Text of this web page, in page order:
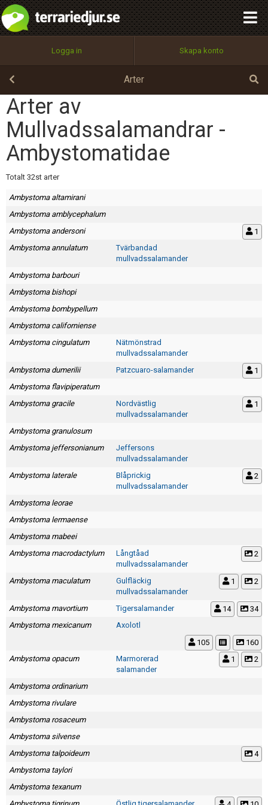
Logga in Skapa konto
Arter
Arter av
Mullvadssalamandrar -
Ambystomatidae
Totalt 32st arter
Ambystoma altamirani
Ambystoma amblycephalum
Ambystoma andersoni
1
Ambystoma annulatum
Tvärbandad
mullvadssalamander
Ambystoma barbouri
Ambystoma bishopi
Ambystoma bombypellum
Ambystoma californiense
Ambystoma cingulatum
Nätmönstrad
mullvadssalamander
Ambystoma dumerilii
Patzcuaro-salamander
1
Ambystoma flavipiperatum
Ambystoma gracile
Nordvästlig
mullvadssalamander
1
Ambystoma granulosum
Ambystoma jeffersonianum
Jeffersons
mullvadssalamander
Ambystoma laterale
Blåprickig
mullvadssalamander
2
Ambystoma leorae
Ambystoma lermaense
Ambystoma mabeei
Ambystoma macrodactylum
Långtåad
mullvadssalamander
2
Ambystoma maculatum
Gulfläckig
mullvadssalamander
2
1
Ambystoma mavortium Tigersalamander 34
14
Ambystoma mexicanum
Axolotl
160
105
Ambystoma opacum
Marmorerad
salamander
2
1
Ambystoma ordinarium
Ambystoma rivulare
Ambystoma rosaceum
Ambystoma silvense
Ambystoma talpoideum
4
Ambystoma taylori
Ambystoma texanum
Utför
100%
OK
integritetspolicy
Namn:
Epost:
Användarnamn:
Lösenord:
Begär nytt lösenord
Tillbaka till förstasidan